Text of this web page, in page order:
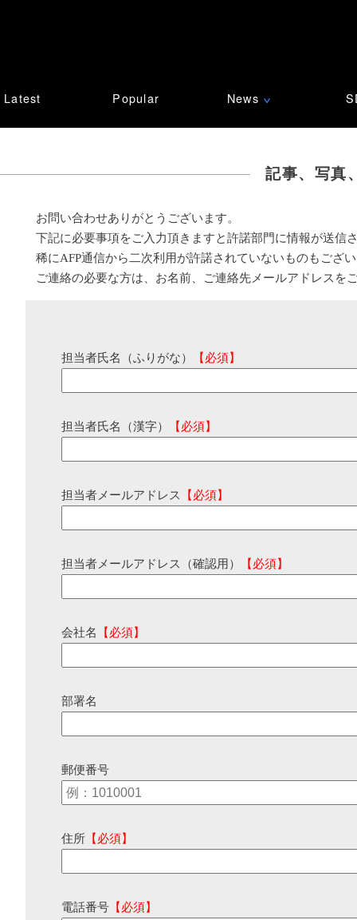
Latest Popular News ∨
記事、写真
お問い合わせありがとうございます。
下記に必要事項をご入力頂きますと許諾部門に情報が送信
稀にAFP通信から二次利用が許諾されていないものもござ
ご連絡の必要な方は、お名前、ご連絡先メールアドレスを
担当者氏名（ふりがな） 【必須】
担当者氏名（漢字） 【必須】
担当者メールアドレス 【必須】
担当者メールアドレス（確認用） 【必須】
会社名 【必須】
部署名
郵便番号
住所 【必須】
電話番号 【必須】